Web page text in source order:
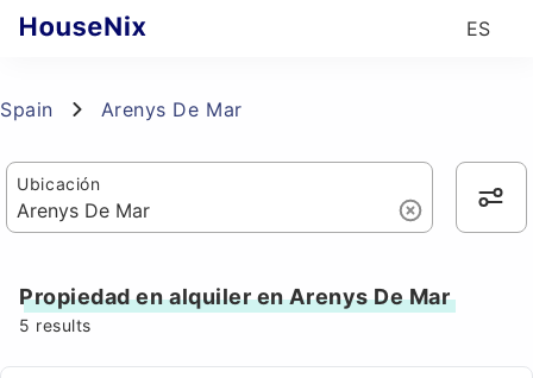
ES
Spain Arenys De Mar
Ubicación
Propiedad en alquiler en Arenys De Mar
5 results